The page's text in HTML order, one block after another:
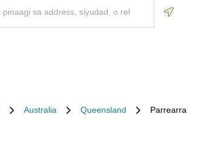
Australia Queensland Parrearra